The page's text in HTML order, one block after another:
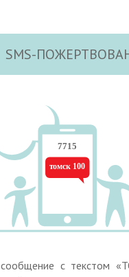
SMS-
сообщение с текстом